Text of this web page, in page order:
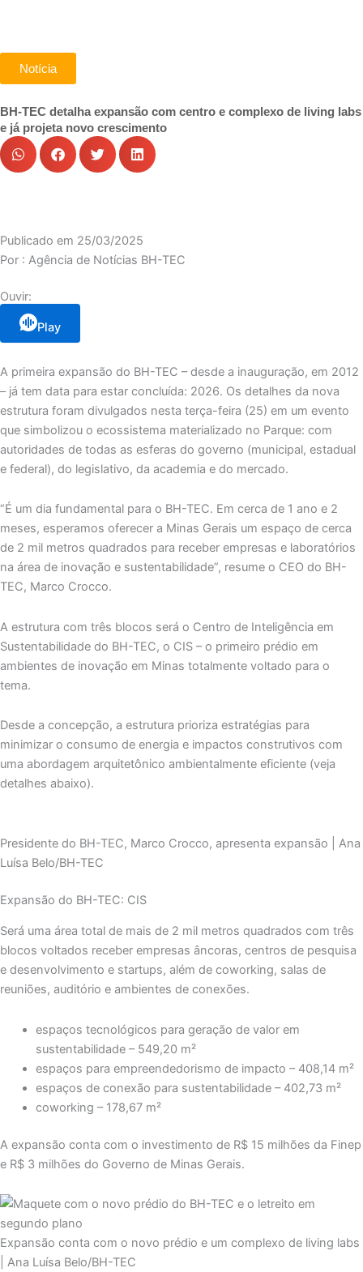
Notícia
BH-TEC detalha expansão com centro e complexo de living labs
e já projeta novo crescimento
Publicado em 25/03/2025
Por : Agência de Notícias BH-TEC
Ouvir:
Play
A primeira expansão do BH-TEC – desde a inauguração, em 2012
– já tem data para estar concluída: 2026. Os detalhes da nova
estrutura foram divulgados nesta terça-feira (25) em um evento
que simbolizou o ecossistema materializado no Parque: com
autoridades de todas as esferas do governo (municipal, estadual
e federal), do legislativo, da academia e do mercado.
“É um dia fundamental para o BH-TEC. Em cerca de 1 ano e 2
meses, esperamos oferecer a Minas Gerais um espaço de cerca
de 2 mil metros quadrados para receber empresas e laboratórios
na área de inovação e sustentabilidade”, resume o CEO do BH-
TEC, Marco Crocco.
A estrutura com três blocos será o Centro de Inteligência em
Sustentabilidade do BH-TEC, o CIS – o primeiro prédio em
ambientes de inovação em Minas totalmente voltado para o
tema.
Desde a concepção, a estrutura prioriza estratégias para
minimizar o consumo de energia e impactos construtivos com
uma abordagem arquitetônico ambientalmente eficiente (veja
detalhes abaixo).
Presidente do BH-TEC, Marco Crocco, apresenta expansão | Ana
Luísa Belo/BH-TEC
Expansão do BH-TEC: CIS
Será uma área total de mais de 2 mil metros quadrados com três
blocos voltados receber empresas âncoras, centros de pesquisa
e desenvolvimento e startups, além de coworking, salas de
reuniões, auditório e ambientes de conexões.
espaços tecnológicos para geração de valor em
sustentabilidade – 549,20 m²
espaços para empreendedorismo de impacto – 408,14 m²
espaços de conexão para sustentabilidade – 402,73 m²
coworking – 178,67 m²
A expansão conta com o investimento de R$ 15 milhões da Finep
e R$ 3 milhões do Governo de Minas Gerais.
Expansão conta com o novo prédio e um complexo de living labs
| Ana Luísa Belo/BH-TEC